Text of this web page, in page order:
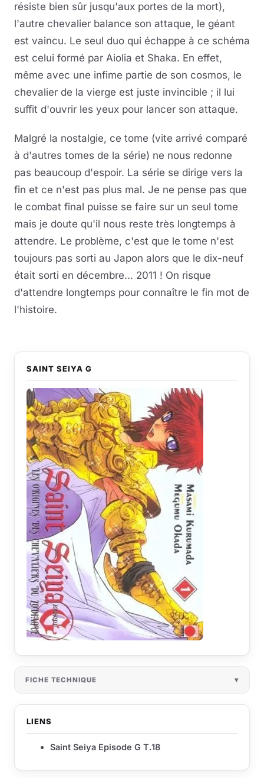
résiste bien sûr jusqu'aux portes de la mort),
l'autre chevalier balance son attaque, le géant
est vaincu. Le seul duo qui échappe à ce schéma
est celui formé par Aiolia et Shaka. En effet,
même avec une infime partie de son cosmos, le
chevalier de la vierge est juste invincible ; il lui
suffit d'ouvrir les yeux pour lancer son attaque.
Malgré la nostalgie, ce tome (vite arrivé comparé
à d'autres tomes de la série) ne nous redonne
pas beaucoup d'espoir. La série se dirige vers la
fin et ce n'est pas plus mal. Je ne pense pas que
le combat final puisse se faire sur un seul tome
mais je doute qu'il nous reste très longtemps à
attendre. Le problème, c'est que le tome n'est
toujours pas sorti au Japon alors que le dix-neuf
était sorti en décembre... 2011 ! On risque
d'attendre longtemps pour connaître le fin mot de
l'histoire.
SAINT SEIYA G
FICHE TECHNIQUE
LIENS
Saint Seiya Episode G T.18